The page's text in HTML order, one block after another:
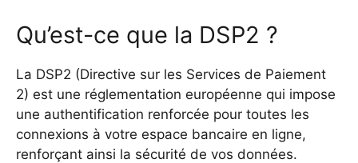
Qu’est-ce que la DSP2 ?
La DSP2 (Directive sur les Services de Paiement
2) est une réglementation européenne qui impose
une authentification renforcée pour toutes les
connexions à votre espace bancaire en ligne,
renforçant ainsi la sécurité de vos données.